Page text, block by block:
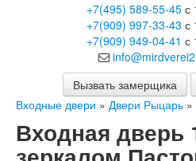
Двери с
Противопожарные
Двери Бункер
Двери Лекс
Двери Рыцарь
Двери Термодор
Арктика
Монолит
Стайл
Термо
+7(495) 589-55-45с
+7(909) 997-33-43 с
+7(909) 949-04-41 с
Вызвать замерщика
Входные двери » Двери Рыцарь »
Входная дверь